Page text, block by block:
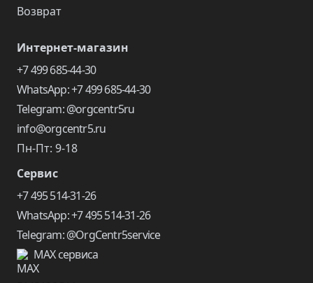
Возврат
Интернет-магазин
+7 499 685-44-30
WhatsApp: +7 499 685-44-30
Telegram: @orgcentr5ru
info@orgcentr5.ru
Пн-Пт: 9-18
Сервис
+7 495 514-31-26
WhatsApp: +7 495 514-31-26
Telegram: @OrgCentr5service
MAX сервиса